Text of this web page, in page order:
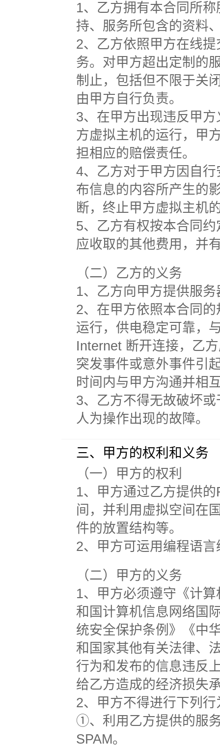
1、乙方拥有本合同所
持、服务所包含的资料
2、乙方依照甲方在线
务。对甲方超出定制的
制止，包括但不限于关
由甲方自行负责。
3、在甲方出现违反甲
方虚拟主机的运行，甲
担相应的赔偿责任。
4、乙方对于甲方因自
布信息的内容所产生的
断，终止甲方虚拟主机
5、乙方有权按本合同
应收取的其他费用，并
（二）乙方的义务
1、乙方向甲方提供服
2、在甲方依照本合同
运行，供电稳定可靠，
Internet 断开连接，乙
突发事件或意外事件引
时间内与甲方沟通并相
3、乙方不得无故破坏
人为操作出现的故障。
三、甲方的权利和义务
（一）甲方的权利
1、甲方通过乙方提供
间，并利用虚拟空间在
件的放置结构等。
2、甲方可运用编程语
（二）甲方的义务
1、甲方必须遵守《计
和国计算机信息网络国
统安全保护条例》《中
和国家其他有关法律、
行为和发布的信息违反
给乙方造成的经济损失
2、甲方不得进行下列行
①、利用乙方提供的服
SPAM。